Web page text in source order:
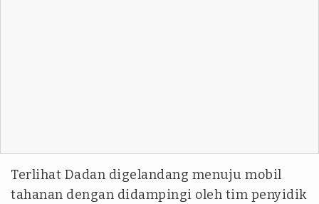
Terlihat Dadan digelandang menuju mobil
tahanan dengan didampingi oleh tim penyidik